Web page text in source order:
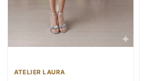
ATELIER LAURA